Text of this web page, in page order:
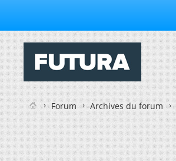
Forum Archives du forum